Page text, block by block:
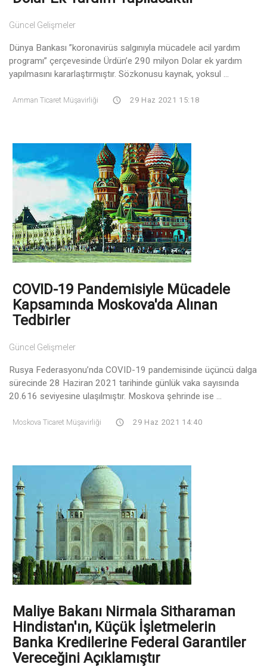
Güncel Gelişmeler
Dünya Bankası ”koronavirüs salgınıyla mücadele acil yardım
programı” çerçevesinde Ürdün’e 290 milyon Dolar ek yardım
yapılmasını kararlaştırmıştır. Sözkonusu kaynak, yoksul ...
Amman Ticaret Müşavirliği 29 Haz 2021 15:18
COVID-19 Pandemisiyle Mücadele
Kapsamında Moskova'da Alınan
Tedbirler
Güncel Gelişmeler
Rusya Federasyonu’nda COVID-19 pandemisinde üçüncü dalga
sürecinde 28 Haziran 2021 tarihinde günlük vaka sayısında
20.616 seviyesine ulaşılmıştır. Moskova şehrinde ise ...
Moskova Ticaret Müşavirliği 29 Haz 2021 14:40
Maliye Bakanı Nirmala Sitharaman
Hindistan'ın, Küçük İşletmelerin
Banka Kredilerine Federal Garantiler
Vereceğini Açıklamıştır